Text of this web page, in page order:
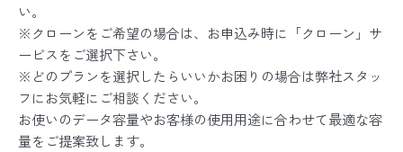
い。
※クローンをご希望の場合は、お申込み時に「クローン」サ
ービスをご選択下さい。
※どのプランを選択したらいいかお困りの場合は弊社スタッ
フにお気軽にご相談ください。
お使いのデータ容量やお客様の使用用途に合わせて最適な容
量をご提案致します。